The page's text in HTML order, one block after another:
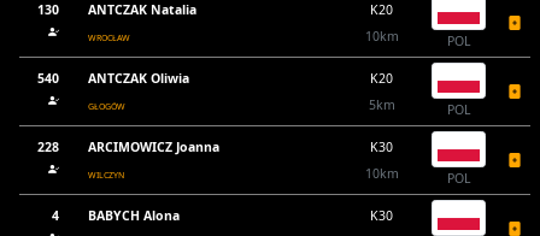
130 ANTCZAK Natalia
WROCŁAW
K20
10km
POL
540 ANTCZAK Oliwia
GŁOGÓW
K20
5km
POL
228 ARCIMOWICZ Joanna
WILCZYN
K30
10km
POL
4 BABYCH Alona
K30